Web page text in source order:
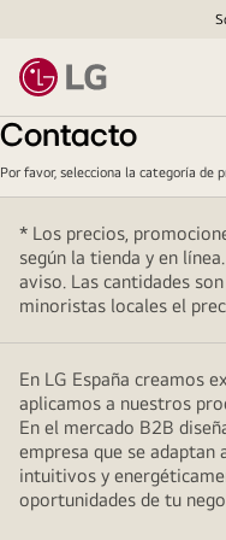
Contacto
Por favor, selecciona la categoría de
* Los precios,
según la tienda y en
aviso. Las cantidades
minoristas locales el
En LG España creamos
aplicamos a nuestros
En el mercado B2B
empresa que se adaptan
intuitivos y
oportunidades de tu